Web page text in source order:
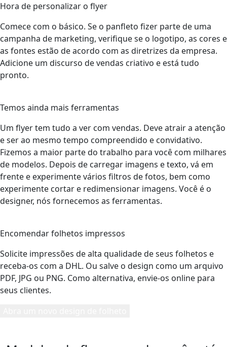
Hora de personalizar o flyer
Comece com o básico. Se o panfleto fizer parte de uma
campanha de marketing, verifique se o logotipo, as cores e
as fontes estão de acordo com as diretrizes da empresa.
Adicione um discurso de vendas criativo e está tudo
pronto.
Temos ainda mais ferramentas
Um flyer tem tudo a ver com vendas. Deve atrair a atenção
e ser ao mesmo tempo compreendido e convidativo.
Fizemos a maior parte do trabalho para você com milhares
de modelos. Depois de carregar imagens e texto, vá em
frente e experimente vários filtros de fotos, bem como
experimente cortar e redimensionar imagens. Você é o
designer, nós fornecemos as ferramentas.
Encomendar folhetos impressos
Solicite impressões de alta qualidade de seus folhetos e
receba-os com a DHL. Ou salve o design como um arquivo
PDF, JPG ou PNG. Como alternativa, envie-os online para
seus clientes.